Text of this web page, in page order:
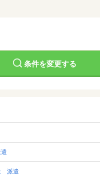
条件を変更する
派遣